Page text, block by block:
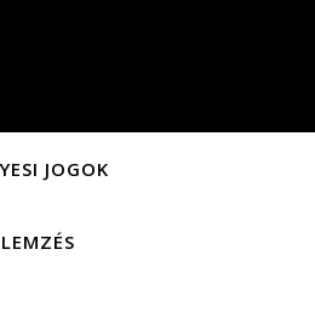
JOGOK